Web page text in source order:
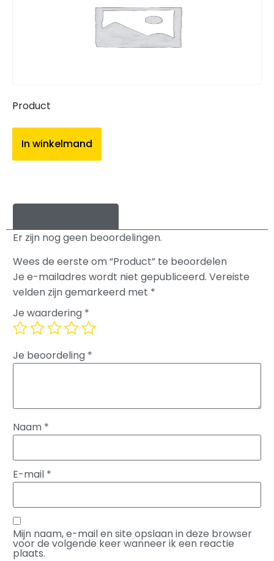
Product
In winkelmand
Er zijn nog geen beoordelingen.
Wees de eerste om “Product” te beoordelen
Je e-mailadres wordt niet gepubliceerd. Vereiste
velden zijn gemarkeerd met *
Je waardering *
Je beoordeling *
Naam *
E-mail *
Mijn naam, e-mail en site opslaan in deze browser
voor de volgende keer wanneer ik een reactie
plaats.